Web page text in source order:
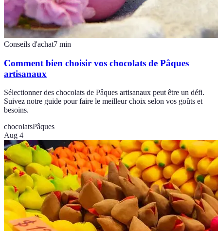
Conseils d'achat7 min
Comment bien choisir vos chocolats de Pâques
artisanaux
Sélectionner des chocolats de Pâques artisanaux peut être un défi.
Suivez notre guide pour faire le meilleur choix selon vos goûts et
besoins.
chocolatsPâques
Aug 4